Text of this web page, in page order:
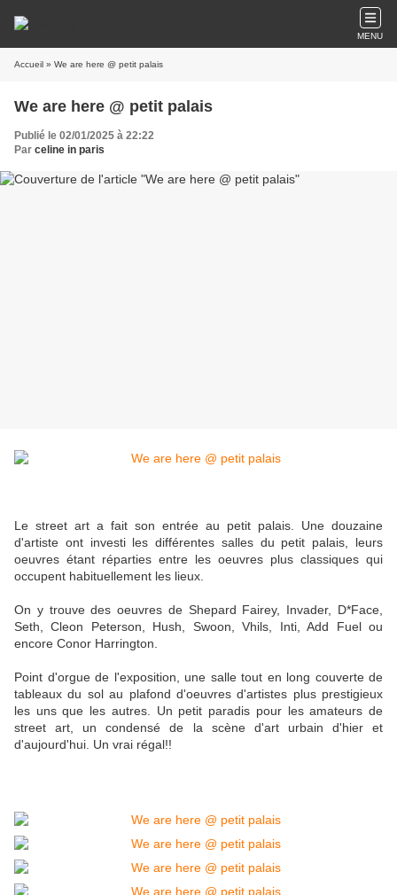
MENU
Accueil » We are here @ petit palais
We are here @ petit palais
Publié le 02/01/2025 à 22:22
Par celine in paris
Le street art a fait son entrée au petit palais. Une douzaine
d'artiste ont investi les différentes salles du petit palais, leurs
oeuvres étant réparties entre les oeuvres plus classiques qui
occupent habituellement les lieux.
On y trouve des oeuvres de Shepard Fairey, Invader, D*Face,
Seth, Cleon Peterson, Hush, Swoon, Vhils, Inti, Add Fuel ou
encore Conor Harrington.
Point d'orgue de l'exposition, une salle tout en long couverte de
tableaux du sol au plafond d'oeuvres d'artistes plus prestigieux
les uns que les autres. Un petit paradis pour les amateurs de
street art, un condensé de la scène d'art urbain d'hier et
d'aujourd'hui. Un vrai régal!!